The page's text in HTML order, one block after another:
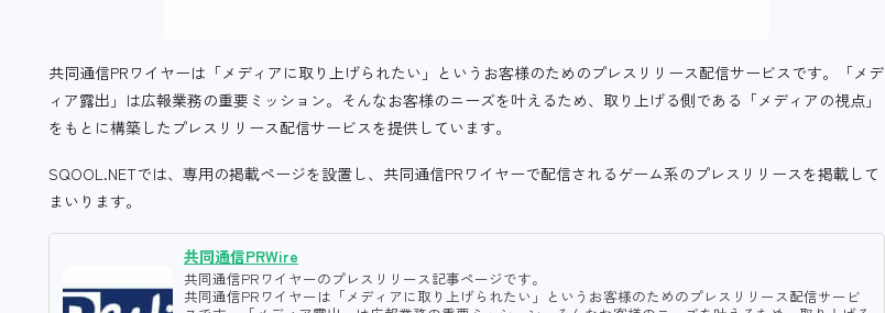
共同通信PRワイヤーは「メディアに取り上げられたい」というお客様のためのプレスリリース配信サービスです。「メデ
ィア露出」は広報業務の重要ミッション。そんなお客様のニーズを叶えるため、取り上げる側である「メディアの視点」
をもとに構築したプレスリリース配信サービスを提供しています。
SQOOL.NETでは、専用の掲載ページを設置し、共同通信PRワイヤーで配信されるゲーム系のプレスリリースを掲載して
まいります。
共同通信PRWire
共同通信PRワイヤーのプレスリリース記事ページです。
共同通信PRワイヤーは「メディアに取り上げられたい」というお客様のためのプレスリリース配信サービ